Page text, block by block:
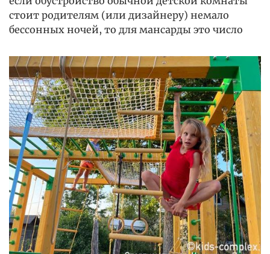
стоит родителям (или дизайнеру) немало
бессонных ночей, то для мансарды это число